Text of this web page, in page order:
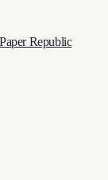
Republic